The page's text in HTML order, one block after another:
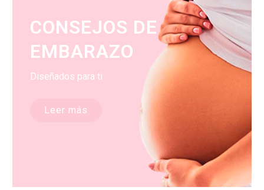
CONSEJOS DE
EMBARAZO
Diseñados para ti
Leer más